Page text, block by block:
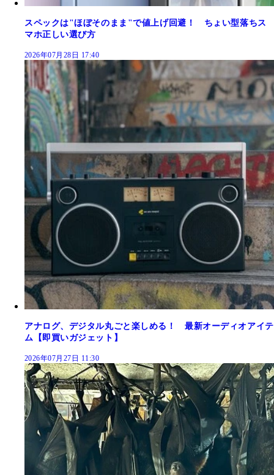
スペックは"ほぼそのまま"で値上げ回避！ ちょい型落ちス
マホ正しい選び方
2026年07月28日 17:40
アナログ、デジタル丸ごと楽しめる！ 最新オーディオアイテ
ム【即買いガジェット】
2026年07月27日 11:30